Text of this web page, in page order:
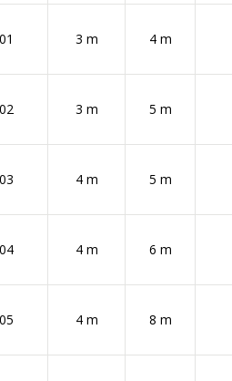
3 m 4 m
3 m 5 m
4 m 5 m
4 m 6 m
4 m 8 m